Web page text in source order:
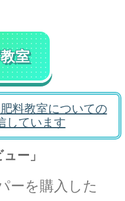
室
料教室についての
しています
ー」
ーを購入した